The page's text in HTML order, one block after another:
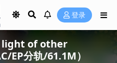
登录
light of other
EP分轨/61.1M）